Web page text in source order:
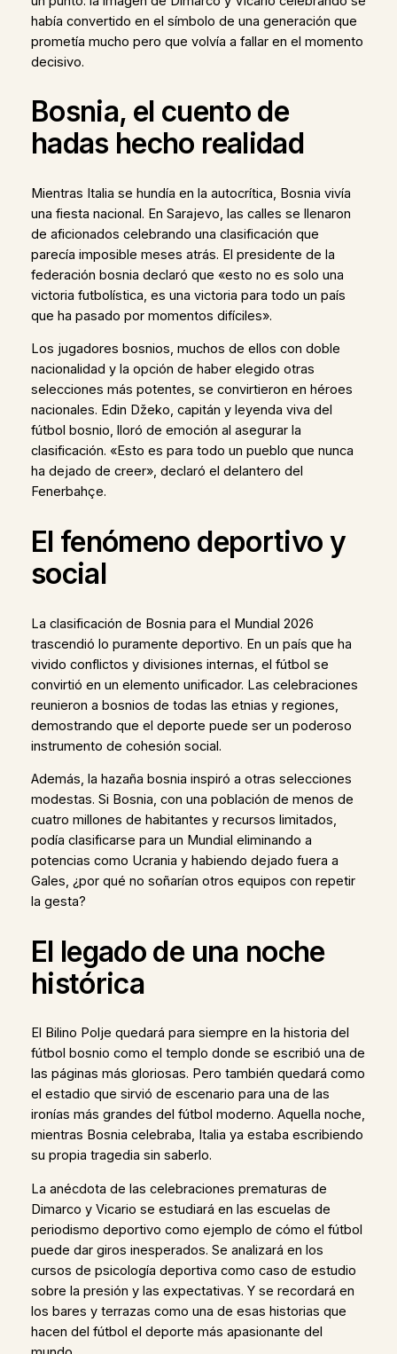
había convertido en el símbolo de una generación que
prometía mucho pero que volvía a fallar en el momento
decisivo.
Bosnia, el cuento de
hadas hecho realidad
Mientras Italia se hundía en la autocrítica, Bosnia vivía
una fiesta nacional. En Sarajevo, las calles se llenaron
de aficionados celebrando una clasificación que
parecía imposible meses atrás. El presidente de la
federación bosnia declaró que «esto no es solo una
victoria futbolística, es una victoria para todo un país
que ha pasado por momentos difíciles».
Los jugadores bosnios, muchos de ellos con doble
nacionalidad y la opción de haber elegido otras
selecciones más potentes, se convirtieron en héroes
nacionales. Edin Džeko, capitán y leyenda viva del
fútbol bosnio, lloró de emoción al asegurar la
clasificación. «Esto es para todo un pueblo que nunca
ha dejado de creer», declaró el delantero del
Fenerbahçe.
El fenómeno deportivo y
social
La clasificación de Bosnia para el Mundial 2026
trascendió lo puramente deportivo. En un país que ha
vivido conflictos y divisiones internas, el fútbol se
convirtió en un elemento unificador. Las celebraciones
reunieron a bosnios de todas las etnias y regiones,
demostrando que el deporte puede ser un poderoso
instrumento de cohesión social.
Además, la hazaña bosnia inspiró a otras selecciones
modestas. Si Bosnia, con una población de menos de
cuatro millones de habitantes y recursos limitados,
podía clasificarse para un Mundial eliminando a
potencias como Ucrania y habiendo dejado fuera a
Gales, ¿por qué no soñarían otros equipos con repetir
la gesta?
El legado de una noche
histórica
El Bilino Polje quedará para siempre en la historia del
fútbol bosnio como el templo donde se escribió una de
las páginas más gloriosas. Pero también quedará como
el estadio que sirvió de escenario para una de las
ironías más grandes del fútbol moderno. Aquella noche,
mientras Bosnia celebraba, Italia ya estaba escribiendo
su propia tragedia sin saberlo.
La anécdota de las celebraciones prematuras de
Dimarco y Vicario se estudiará en las escuelas de
periodismo deportivo como ejemplo de cómo el fútbol
puede dar giros inesperados. Se analizará en los
cursos de psicología deportiva como caso de estudio
sobre la presión y las expectativas. Y se recordará en
los bares y terrazas como una de esas historias que
hacen del fútbol el deporte más apasionante del